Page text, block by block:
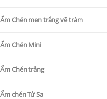
Ấm Chén men trắng vẽ tràm
Ấm Chén Mini
Ấm Chén trắng
Ấm chén Tử Sa